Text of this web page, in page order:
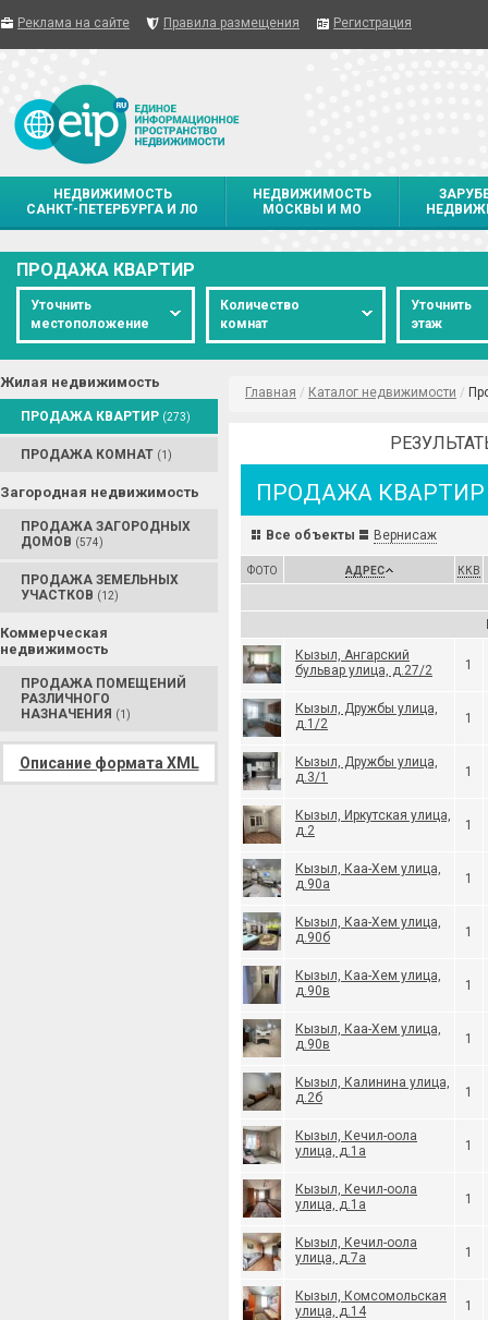
Реклама на сайте Правила размещения Регистрация
НЕДВИЖИМОСТЬ
САНКТ-ПЕТЕРБУРГА И ЛО
НЕДВИЖИМОСТЬ
МОСКВЫ И МО
ПРОДАЖА КВАРТИР
Уточнить
местоположение
Количество
комнат
Уточнить
этаж
Жилая недвижимость
ПРОДАЖА КВАРТИР (273)
ПРОДАЖА КОМНАТ (1)
Загородная недвижимость
ПРОДАЖА ЗАГОРОДНЫХ
ДОМОВ (574)
ПРОДАЖА ЗЕМЕЛЬНЫХ
УЧАСТКОВ (12)
Коммерческая
недвижимость
ПРОДАЖА ПОМЕЩЕНИЙ
РАЗЛИЧНОГО
НАЗНАЧЕНИЯ (1)
Описание формата XML
Главная / Каталог недвижимости /
ПРОДАЖА КВАРТИР
Все объекты Вернисаж
ФОТО АДРЕС ККВ
Кызыл, Ангарский
бульвар улица, д.27/2
1
Кызыл, Дружбы улица,
д.1/2
1
Кызыл, Дружбы улица,
д.3/1
1
Кызыл, Иркутская улица,
д.2
1
Кызыл, Каа-Хем улица,
д.90а
1
Кызыл, Каа-Хем улица,
д.90б
1
Кызыл, Каа-Хем улица,
д.90в
1
Кызыл, Каа-Хем улица,
д.90в
1
Кызыл, Калинина улица,
д.2б
1
Кызыл, Кечил-оола
улица, д.1а
1
Кызыл, Кечил-оола
улица, д.1а
1
Кызыл, Кечил-оола
улица, д.7а
1
Кызыл, Комсомольская
улица, д.14
1